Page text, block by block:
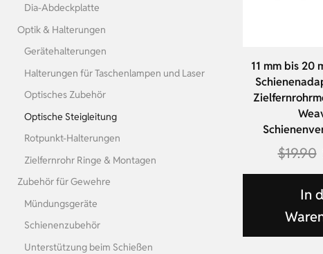
11 mm bis 20
$19.90
In
Dia-Abdeckplatte
Optik & Halterungen
Gerätehalterungen
Halterungen für Taschenlampen und Laser
Optisches Zubehör
Optische Steigleitung
Rotpunkt-Halterungen
Zielfernrohr Ringe & Montagen
Zubehör für Gewehre
Mündungsgeräte
Schienenzubehör
Unterstützung beim Schießen